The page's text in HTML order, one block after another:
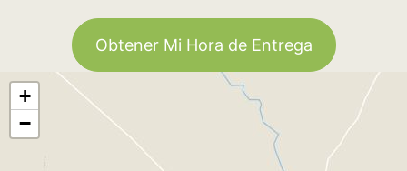
Obtener Mi Hora de Entrega
+
−